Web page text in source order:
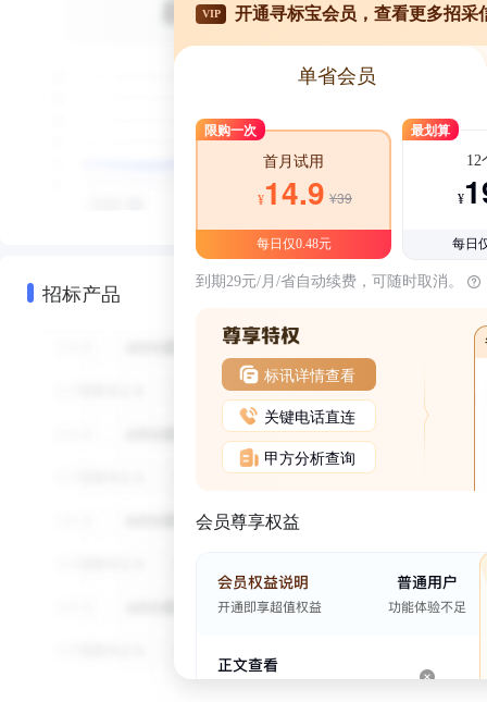
招标产品
VIP 开通寻标宝会员，查看更多招采
单省会员
限购一次
首月试用
¥14.9 ¥39
每日仅0.48元
最划算
12
¥
每日
到期29元/月/省自动续费，可随时取消。
标讯详情查看
关键电话直连
甲方分析查询
会员尊享权益